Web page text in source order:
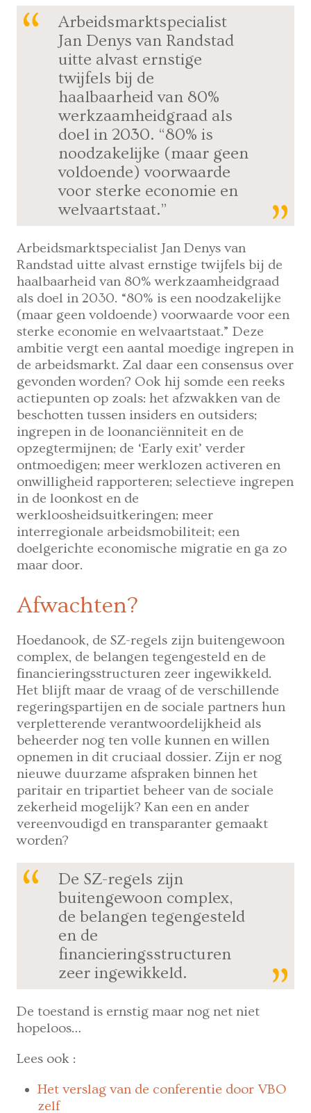
Arbeidsmarktspecialist
Jan Denys van Randstad
uitte alvast ernstige
twijfels bij de
haalbaarheid van 80%
werkzaamheidgraad als
doel in 2030. “80% is
noodzakelijke (maar geen
voldoende) voorwaarde
voor sterke economie en
welvaartstaat.”
Arbeidsmarktspecialist Jan Denys van
Randstad uitte alvast ernstige twijfels bij de
haalbaarheid van 80% werkzaamheidgraad
als doel in 2030. “80% is een noodzakelijke
(maar geen voldoende) voorwaarde voor een
sterke economie en welvaartstaat.” Deze
ambitie vergt een aantal moedige ingrepen in
de arbeidsmarkt. Zal daar een consensus over
gevonden worden? Ook hij somde een reeks
actiepunten op zoals: het afzwakken van de
beschotten tussen insiders en outsiders;
ingrepen in de loonanciënniteit en de
opzegtermijnen; de ‘Early exit’ verder
ontmoedigen; meer werklozen activeren en
onwilligheid rapporteren; selectieve ingrepen
in de loonkost en de
werkloosheidsuitkeringen; meer
interregionale arbeidsmobiliteit; een
doelgerichte economische migratie en ga zo
maar door.
Afwachten?
Hoedanook, de SZ-regels zijn buitengewoon
complex, de belangen tegengesteld en de
financieringsstructuren zeer ingewikkeld.
Het blijft maar de vraag of de verschillende
regeringspartijen en de sociale partners hun
verpletterende verantwoordelijkheid als
beheerder nog ten volle kunnen en willen
opnemen in dit cruciaal dossier. Zijn er nog
nieuwe duurzame afspraken binnen het
paritair en tripartiet beheer van de sociale
zekerheid mogelijk? Kan een en ander
vereenvoudigd en transparanter gemaakt
worden?
De SZ-regels zijn
buitengewoon complex,
de belangen tegengesteld
en de
financieringsstructuren
zeer ingewikkeld.
De toestand is ernstig maar nog net niet
hopeloos…
Lees ook :
Het verslag van de conferentie door VBO
zelf